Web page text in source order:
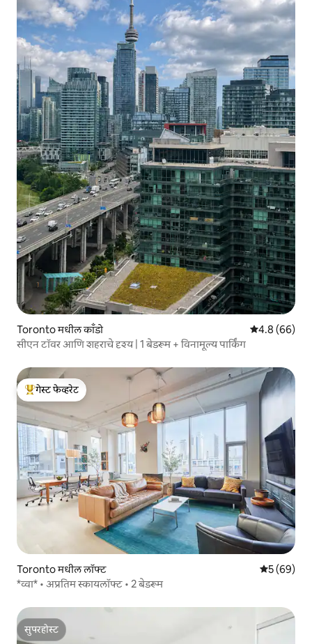
Toronto मधील काँडो 5 पैकी 4.8
4.8 (66)
सीएन टॉवर आणि शहराचे दृश्य | 1 बेडरूम + विनामूल्य पार्किंग
टॉप गेस्ट फेव्हरेट
गेस्ट फेव्हरेट
Toronto मधील लॉफ्ट 5 पैकी 5
5 (69)
*व्वा* • अप्रतिम स्कायलॉफ्ट • 2 बेडरूम
सुपरहोस्ट
सुपरहोस्ट